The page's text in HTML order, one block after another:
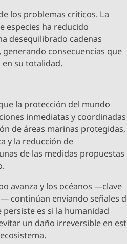
los problemas críticos. La
especies ha reducido
desequilibrado cadenas
consecuencias que
su totalidad.
la protección del mundo
inmediatas y coordinadas
de áreas marinas protegidas,
y la reducción de
de las medidas propuestas
avanza y los océanos —clave
continúan enviando señales
es si la humanidad
un daño irreversible en